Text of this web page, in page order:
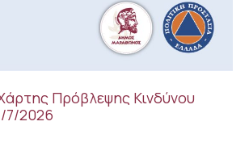
Πρόβλεψης Κινδύνου
7/2026